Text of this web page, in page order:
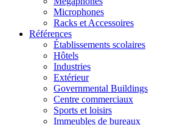
Microphones
Racks et Accessoires
Références
Établissements scolaires
Hôtels
Industries
Extérieur
Governmental Buildings
Centre commerciaux
Sports et loisirs
Immeubles de bureaux